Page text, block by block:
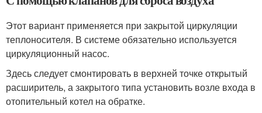
Этот вариант применяется при закрытой циркуляции
теплоносителя. В системе обязательно используется
циркуляционный насос.
Здесь следует смонтировать в верхней точке открытый
расширитель, а закрытого типа установить возле входа в
отопительный котел на обратке.